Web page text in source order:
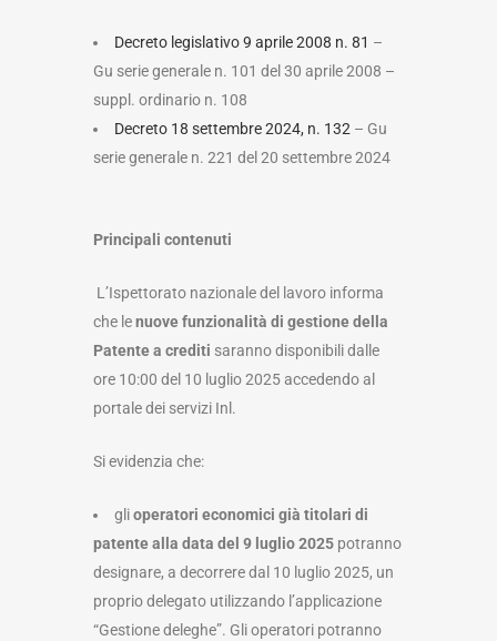
Decreto legislativo 9 aprile 2008 n. 81 –
Gu serie generale n. 101 del 30 aprile 2008 –
suppl. ordinario n. 108
Decreto 18 settembre 2024, n. 132 – Gu
serie generale n. 221 del 20 settembre 2024
Principali contenuti
L’Ispettorato nazionale del lavoro informa
che lenuove funzionalità di gestione della
Patente a crediti saranno disponibili dalle
ore 10:00 del 10 luglio 2025 accedendo al
portale dei servizi Inl.
Si evidenzia che:
glioperatori economici già titolari di
patente alla data del 9 luglio 2025 potranno
designare, a decorrere dal 10 luglio 2025, un
proprio delegato utilizzando l’applicazione
“Gestione deleghe”. Gli operatori potranno